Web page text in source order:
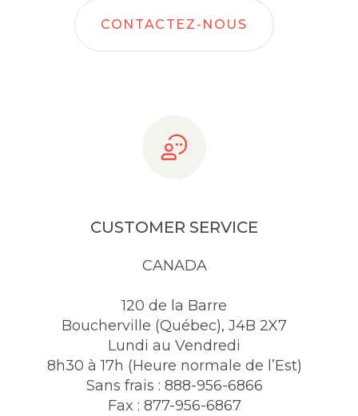
CONTACTEZ-NOUS
CUSTOMER SERVICE
CANADA
120 de la Barre
Boucherville (Québec), J4B 2X7
Lundi au Vendredi
8h30 à 17h (Heure normale de l’Est)
Sans frais : 888-956-6866
Fax : 877-956-6867